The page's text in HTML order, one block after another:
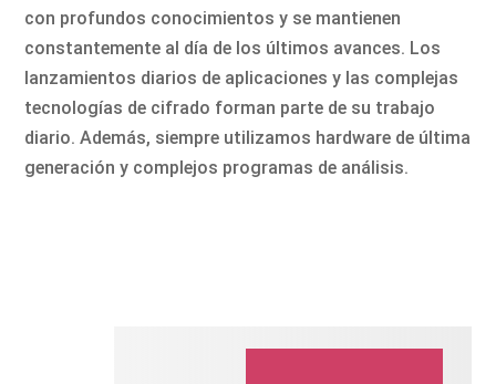
con profundos conocimientos y se mantienen
constantemente al día de los últimos avances. Los
lanzamientos diarios de aplicaciones y las complejas
tecnologías de cifrado forman parte de su trabajo
diario. Además, siempre utilizamos hardware de última
generación y complejos programas de análisis.